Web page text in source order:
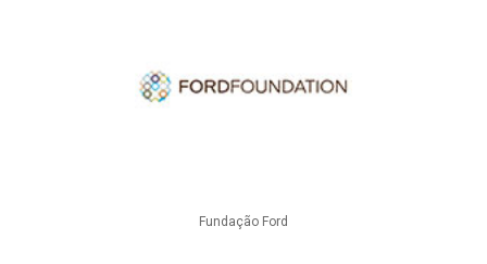
Fundação Ford